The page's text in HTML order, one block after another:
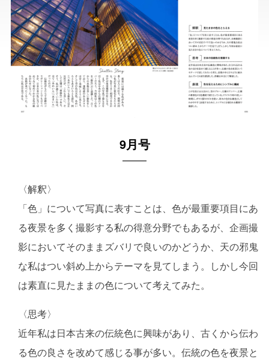
9月号
〈解釈〉
「色」について写真に表すことは、色が最重要項目にあ
る夜景を多く撮影する私の得意分野でもあるが、企画撮
影においてそのままズバリで良いのかどうか、天の邪鬼
な私はつい斜め上からテーマを見てしまう。しかし今回
は素直に見たままの色について考えてみた。
〈思考〉
近年私は日本古来の伝統色に興味があり、古くから伝わ
る色の良さを改めて感じる事が多い。伝統の色を夜景と